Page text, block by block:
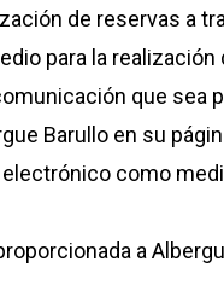
de reservas a
para la
que sea
Barullo en su
como
a